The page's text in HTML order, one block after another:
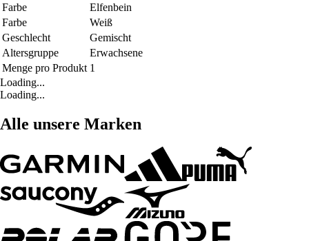
Farbe
Elfenbein
Farbe
Weiß
Geschlecht
Gemischt
Altersgruppe
Erwachsene
Menge pro Produkt 1
Loading...
Loading...
Alle unsere Marken